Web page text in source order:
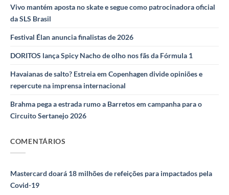
Vivo mantém aposta no skate e segue como patrocinadora oficial
da SLS Brasil
Festival Élan anuncia finalistas de 2026
DORITOS lança Spicy Nacho de olho nos fãs da Fórmula 1
Havaianas de salto? Estreia em Copenhagen divide opiniões e
repercute na imprensa internacional
Brahma pega a estrada rumo a Barretos em campanha para o
Circuito Sertanejo 2026
COMENTÁRIOS
Mastercard doará 18 milhões de refeições para impactados pela
Covid-19